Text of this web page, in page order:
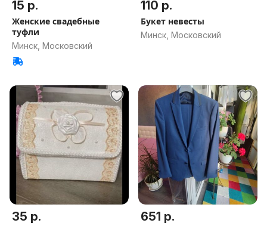
15 р.
Женские свадебные
туфли
Минск, Московский
110 р.
Букет невесты
Минск, Московский
35 р. 651 р.